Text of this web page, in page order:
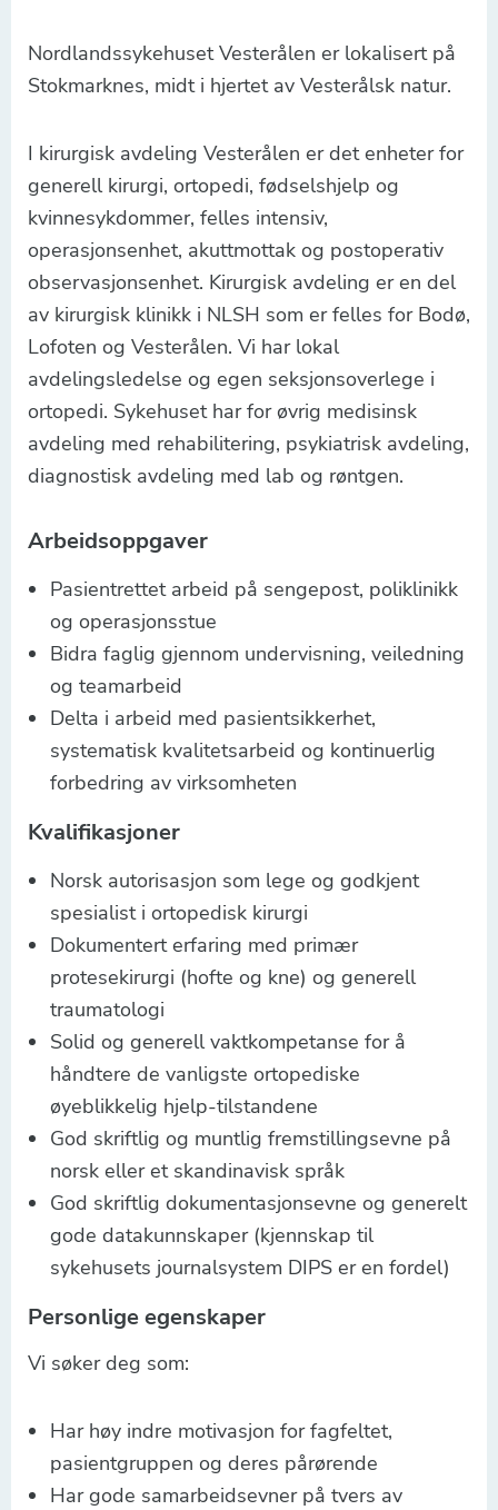
Nordlandssykehuset Vesterålen er lokalisert på
Stokmarknes, midt i hjertet av Vesterålsk natur.
I kirurgisk avdeling Vesterålen er det enheter for
generell kirurgi, ortopedi, fødselshjelp og
kvinnesykdommer, felles intensiv,
operasjonsenhet, akuttmottak og postoperativ
observasjonsenhet. Kirurgisk avdeling er en del
av kirurgisk klinikk i NLSH som er felles for Bodø,
Lofoten og Vesterålen. Vi har lokal
avdelingsledelse og egen seksjonsoverlege i
ortopedi. Sykehuset har for øvrig medisinsk
avdeling med rehabilitering, psykiatrisk avdeling,
diagnostisk avdeling med lab og røntgen.
Arbeidsoppgaver
Pasientrettet arbeid på sengepost, poliklinikk
og operasjonsstue
Bidra faglig gjennom undervisning, veiledning
og teamarbeid
Delta i arbeid med pasientsikkerhet,
systematisk kvalitetsarbeid og kontinuerlig
forbedring av virksomheten
Kvalifikasjoner
Norsk autorisasjon som lege og godkjent
spesialist i ortopedisk kirurgi
Dokumentert erfaring med primær
protesekirurgi (hofte og kne) og generell
traumatologi
Solid og generell vaktkompetanse for å
håndtere de vanligste ortopediske
øyeblikkelig hjelp-tilstandene
God skriftlig og muntlig fremstillingsevne på
norsk eller et skandinavisk språk
God skriftlig dokumentasjonsevne og generelt
gode datakunnskaper (kjennskap til
sykehusets journalsystem DIPS er en fordel)
Personlige egenskaper
Vi søker deg som:
Har høy indre motivasjon for fagfeltet,
pasientgruppen og deres pårørende
Har gode samarbeidsevner på tvers av